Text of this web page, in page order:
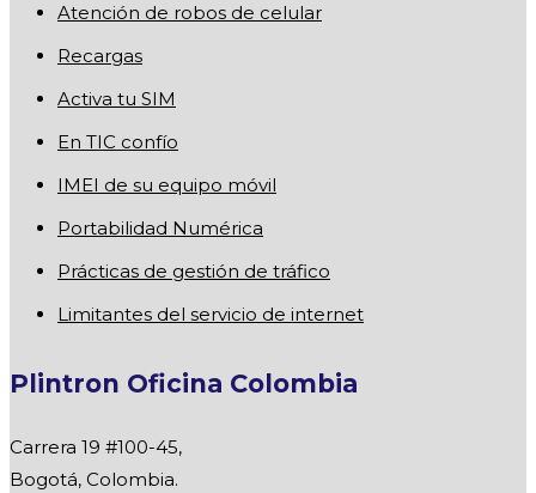
Atención de robos de celular
Recargas
Activa tu SIM
En TIC confío
IMEI de su equipo móvil
Portabilidad Numérica
Prácticas de gestión de tráfico
Limitantes del servicio de internet
Plintron Oficina Colombia
Carrera 19 #100-45,
Bogotá, Colombia.